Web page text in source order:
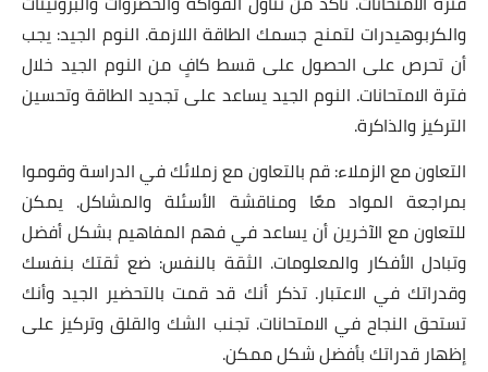
والكربوهيدرات لتمنح جسمك الطاقة اللازمة. النوم الجيد: يجب
أن تحرص على الحصول على قسط كافٍ من النوم الجيد خلال
فترة الامتحانات. النوم الجيد يساعد على تجديد الطاقة وتحسين
التركيز والذاكرة.
التعاون مع الزملاء: قم بالتعاون مع زملائك في الدراسة وقوموا
بمراجعة المواد معًا ومناقشة الأسئلة والمشاكل. يمكن
للتعاون مع الآخرين أن يساعد في فهم المفاهيم بشكل أفضل
وتبادل الأفكار والمعلومات. الثقة بالنفس: ضع ثقتك بنفسك
وقدراتك في الاعتبار. تذكر أنك قد قمت بالتحضير الجيد وأنك
تستحق النجاح في الامتحانات. تجنب الشك والقلق وتركيز على
إظهار قدراتك بأفضل شكل ممكن.